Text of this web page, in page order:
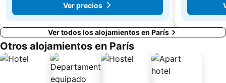
Ver precios
Ver todos los alojamientos en París
Otros alojamientos en París